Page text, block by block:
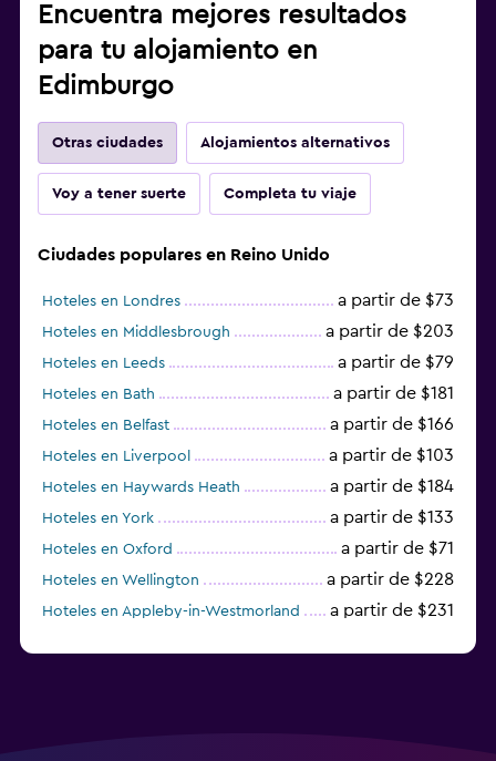
Encuentra mejores resultados
para tu alojamiento en
Edimburgo
Otras ciudades Alojamientos alternativos
Voy a tener suerte Completa tu viaje
Ciudades populares en Reino Unido
Hoteles en Londres a partir de $73
Hoteles en Middlesbrough a partir de $203
Hoteles en Leeds a partir de $79
Hoteles en Bath a partir de $181
Hoteles en Belfast a partir de $166
Hoteles en Liverpool a partir de $103
Hoteles en Haywards Heath a partir de $184
Hoteles en York a partir de $133
Hoteles en Oxford a partir de $71
Hoteles en Wellington a partir de $228
Hoteles en Appleby-in-Westmorland a partir de $231